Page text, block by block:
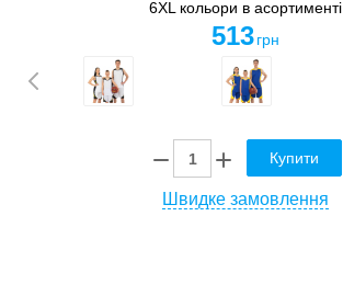
6XL кольори в асортименті
513 грн
Купити
Швидке замовлення